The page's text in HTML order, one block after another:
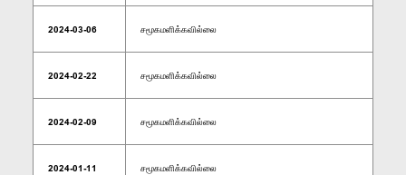
2024-03-06 சமூகமளிக்கவில்லை
2024-02-22 சமூகமளிக்கவில்லை
2024-02-09 சமூகமளிக்கவில்லை
2024-01-11 சமூகமளிக்கவில்லை